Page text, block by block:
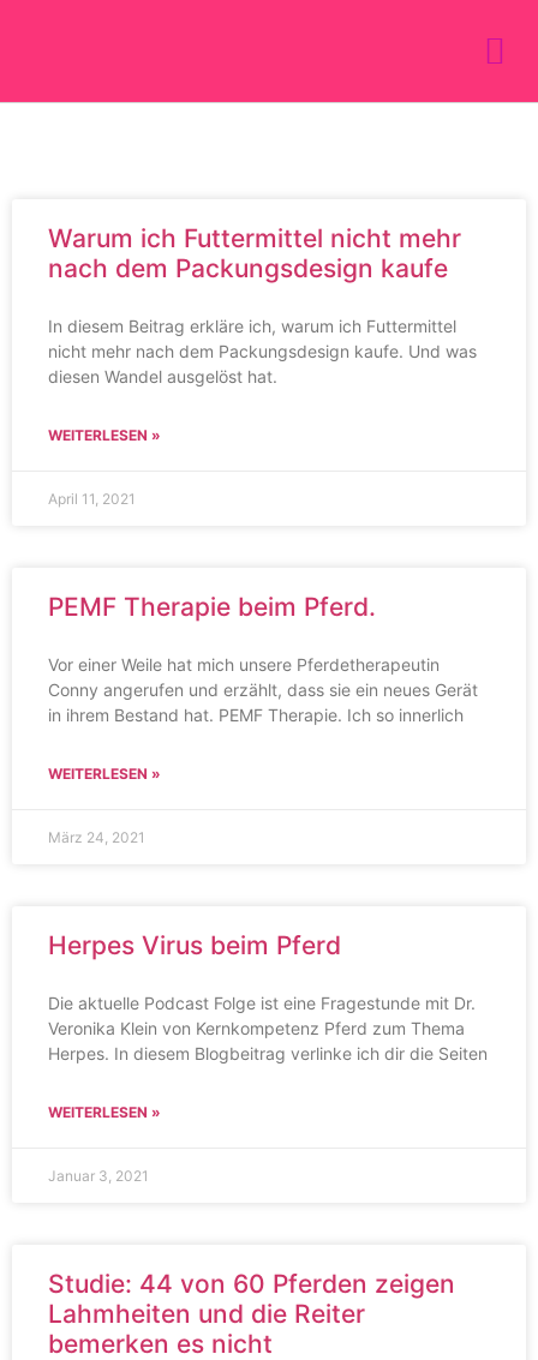
Warum ich Futtermittel nicht mehr
nach dem Packungsdesign kaufe
In diesem Beitrag erkläre ich, warum ich Futtermittel
nicht mehr nach dem Packungsdesign kaufe. Und was
diesen Wandel ausgelöst hat.
WEITERLESEN »
April 11, 2021
PEMF Therapie beim Pferd.
Vor einer Weile hat mich unsere Pferdetherapeutin
Conny angerufen und erzählt, dass sie ein neues Gerät
in ihrem Bestand hat. PEMF Therapie. Ich so innerlich
WEITERLESEN »
März 24, 2021
Herpes Virus beim Pferd
Die aktuelle Podcast Folge ist eine Fragestunde mit Dr.
Veronika Klein von Kernkompetenz Pferd zum Thema
Herpes. In diesem Blogbeitrag verlinke ich dir die Seiten
WEITERLESEN »
Januar 3, 2021
Studie: 44 von 60 Pferden zeigen
Lahmheiten und die Reiter
bemerken es nicht